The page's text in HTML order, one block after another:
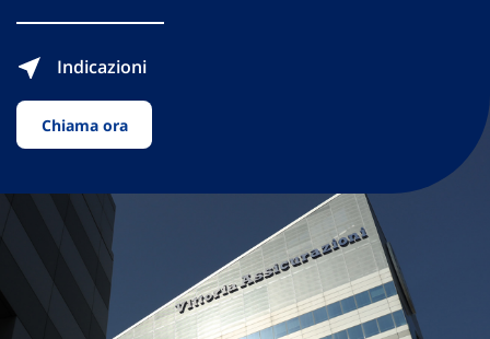
Indicazioni
Chiama ora